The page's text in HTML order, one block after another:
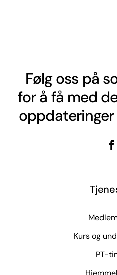
Følg oss på
for å få med
oppdateringer
Kurs og
PT-